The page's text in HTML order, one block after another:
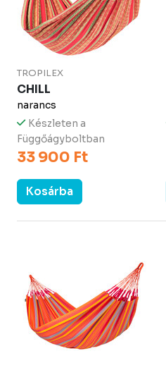
TROPILEX
CHILL
narancs
Készleten a
Függőágyboltban
33 900 Ft
Kosárba